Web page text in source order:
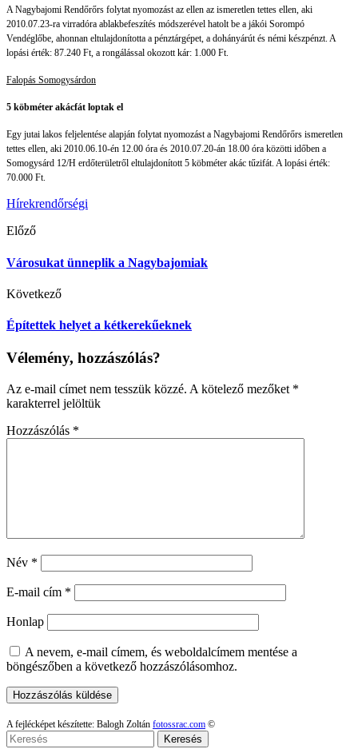
A Nagybajomi Rendőrőrs folytat nyomozást az ellen az ismeretlen tettes ellen, aki
2010.07.23-ra virradóra ablakbefeszítés módszerével hatolt be a jákói Sorompó
Vendéglőbe, ahonnan eltulajdonította a pénztárgépet, a dohányárút és némi készpénzt. A
lopási érték: 87.240 Ft, a rongálással okozott kár: 1.000 Ft.
Falopás Somogysárdon
5 köbméter akácfát loptak el
Egy jutai lakos feljelentése alapján folytat nyomozást a Nagybajomi Rendőrőrs ismeretlen
tettes ellen, aki 2010.06.10-én 12.00 óra és 2010.07.20-án 18.00 óra közötti időben a
Somogysárd 12/H erdőterületről eltulajdonított 5 köbméter akác tűzifát. A lopási érték:
70.000 Ft.
Hírekrendőrségi
Előző
Városukat ünneplik a Nagybajomiak
Következő
Építettek helyet a kétkerekűeknek
Vélemény, hozzászólás?
Az e-mail címet nem tesszük közzé. A kötelező mezőket *
karakterrel jelöltük
Hozzászólás *
Név *
E-mail cím *
Honlap
A nevem, e-mail címem, és weboldalcímem mentése a
böngészőben a következő hozzászólásomhoz.
A fejlécképet készítette: Balogh Zoltán fotossrac.com ©
Keresés